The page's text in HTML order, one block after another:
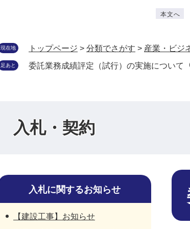
本文へ
現在地 トップページ > 分類でさがす > 産業・ビジ
足あと 委託業務成績評定（試行）の実施について
入札・契約
本
入札に関するお知らせ
【建設工事】お知らせ